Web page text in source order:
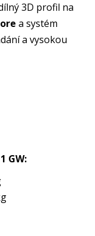
3D profil na
a systém
a vysokou
GW: